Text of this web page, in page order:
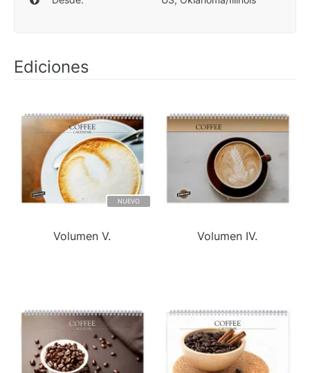
Ediciones
NUEVO
Volumen V. Volumen IV.